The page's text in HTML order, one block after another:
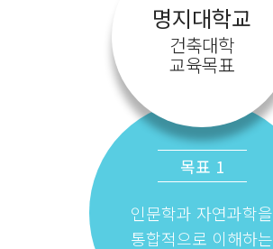
목표 1
인문학과 자연과학을
통합적으로 이해하는
명지대학교
건축대학
교육목표